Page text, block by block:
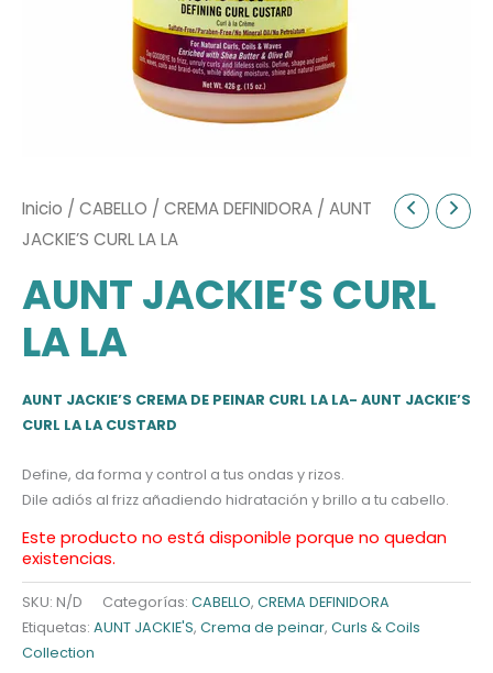
Inicio / CABELLO / CREMA DEFINIDORA / AUNT
JACKIE’S CURL LA LA
AUNT JACKIE’S CURL
LA LA
AUNT JACKIE’S CREMA DE PEINAR CURL LA LA- AUNT JACKIE’S
CURL LA LA CUSTARD
Define, da forma y control a tus ondas y rizos.
Dile adiós al frizz añadiendo hidratación y brillo a tu cabello.
Este producto no está disponible porque no quedan
existencias.
SKU: N/D Categorías: CABELLO, CREMA DEFINIDORA
Etiquetas: AUNT JACKIE'S, Crema de peinar, Curls & Coils
Collection